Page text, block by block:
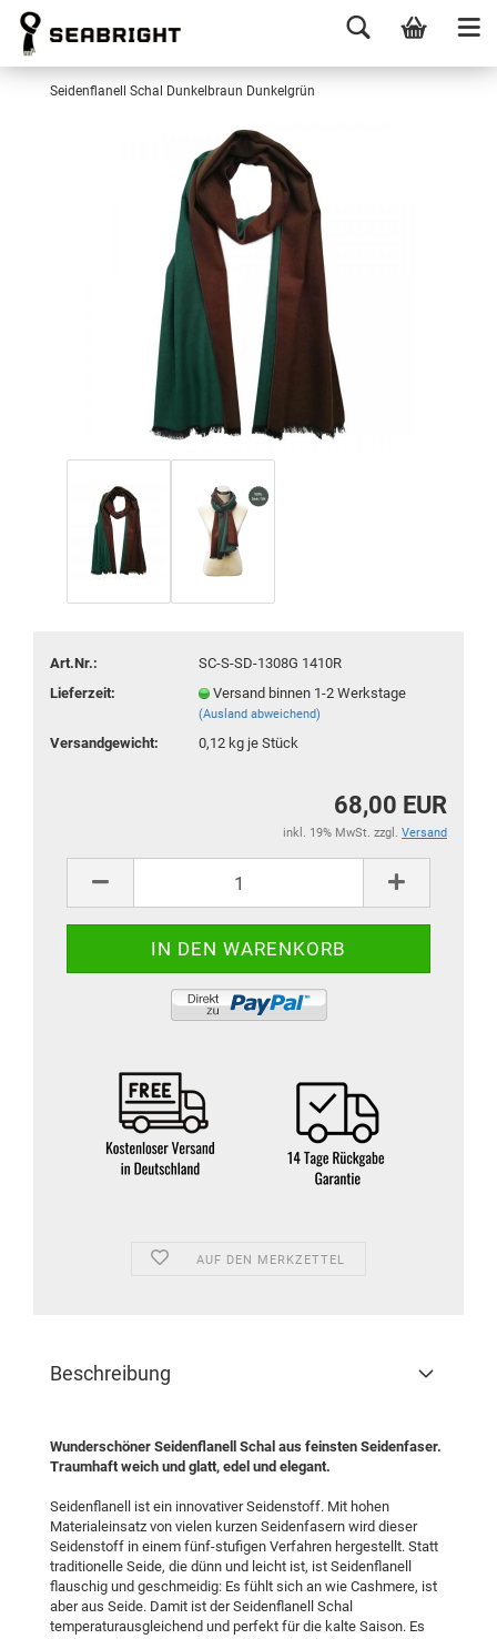
Seidenflanell Schal Dunkelbraun Dunkelgrün
Art.Nr.:
SC-S-SD-1308G 1410R
Lieferzeit:
Versand binnen 1-2 Werkstage
(Ausland abweichend)
Versandgewicht: 0,12 kg je Stück
68,00 EUR
inkl. 19% MwSt. zzgl. Versand
AUF DEN MERKZETTEL
Beschreibung
Wunderschöner Seidenflanell Schal aus feinsten Seidenfaser.
Traumhaft weich und glatt, edel und elegant.
Seidenflanell ist ein innovativer Seidenstoff. Mit hohen
Materialeinsatz von vielen kurzen Seidenfasern wird dieser
Seidenstoff in einem fünf-stufigen Verfahren hergestellt. Statt
traditionelle Seide, die dünn und leicht ist, ist Seidenflanell
flauschig und geschmeidig: Es fühlt sich an wie Cashmere, ist
aber aus Seide. Damit ist der Seidenflanell Schal
temperaturausgleichend und perfekt für die kalte Saison. Es